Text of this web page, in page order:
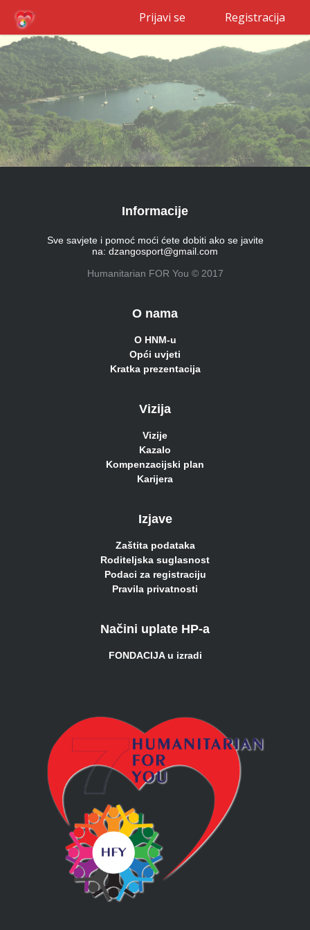
Prijavi se Registracija
Informacije
Sve savjete i pomoć moći ćete dobiti ako se javite
na: dzangosport@gmail.com
Humanitarian FOR You © 2017
O nama
O HNM-u
Opći uvjeti
Kratka prezentacija
Vizija
Vizije
Kazalo
Kompenzacijski plan
Karijera
Izjave
Zaštita podataka
Roditeljska suglasnost
Podaci za registraciju
Pravila privatnosti
Načini uplate HP-a
FONDACIJA u izradi